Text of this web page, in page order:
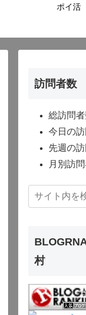
ポイ活
訪問者数
総訪問
今日の
先週の
月別訪
村